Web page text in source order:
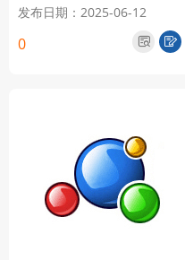
发布日期：2025-06-12
0